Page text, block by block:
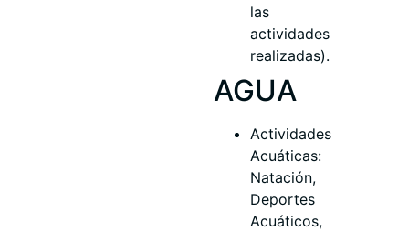
las
actividades
realizadas).
AGUA
Actividades
Acuáticas:
Natación,
Deportes
Acuáticos,